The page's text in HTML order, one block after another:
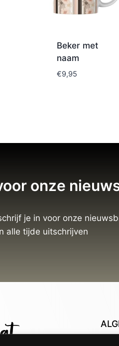
Beker met
naam
€9,95
onze
je in voor onze
alle tijde uitschrijven